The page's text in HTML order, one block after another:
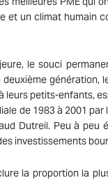
et un climat humain
le souci
génération,
leurs petits-enfants,
de 1983 à 2001
Dutreil. Peu à
investissements
la proportion la